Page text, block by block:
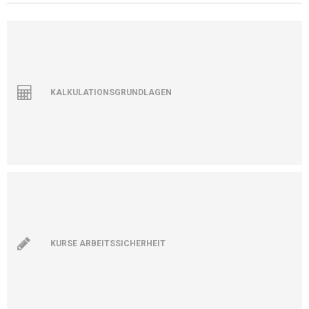
KALKULATIONSGRUNDLAGEN
KURSE ARBEITSSICHERHEIT